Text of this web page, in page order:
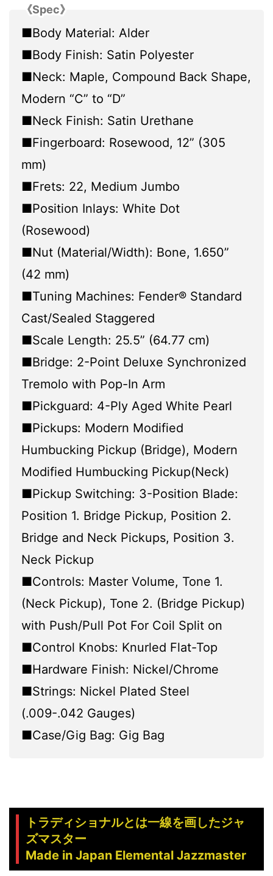
《Spec》
■Body Material: Alder
■Body Finish: Satin Polyester
■Neck: Maple, Compound Back Shape,
Modern “C” to “D”
■Neck Finish: Satin Urethane
■Fingerboard: Rosewood, 12” (305
mm)
■Frets: 22, Medium Jumbo
■Position Inlays: White Dot
(Rosewood)
■Nut (Material/Width): Bone, 1.650”
(42 mm)
■Tuning Machines: Fender® Standard
Cast/Sealed Staggered
■Scale Length: 25.5” (64.77 cm)
■Bridge: 2-Point Deluxe Synchronized
Tremolo with Pop-In Arm
■Pickguard: 4-Ply Aged White Pearl
■Pickups: Modern Modified
Humbucking Pickup (Bridge), Modern
Modified Humbucking Pickup(Neck)
■Pickup Switching: 3-Position Blade:
Position 1. Bridge Pickup, Position 2.
Bridge and Neck Pickups, Position 3.
Neck Pickup
■Controls: Master Volume, Tone 1.
(Neck Pickup), Tone 2. (Bridge Pickup)
with Push/Pull Pot For Coil Split on
■Control Knobs: Knurled Flat-Top
■Hardware Finish: Nickel/Chrome
■Strings: Nickel Plated Steel
(.009-.042 Gauges)
■Case/Gig Bag: Gig Bag
トラディショナルとは一線を画したジャ
ズマスター
Made in Japan Elemental Jazzmaster